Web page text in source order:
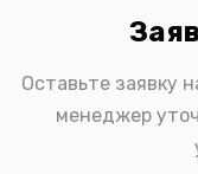
Оставьте заявку
менеджер